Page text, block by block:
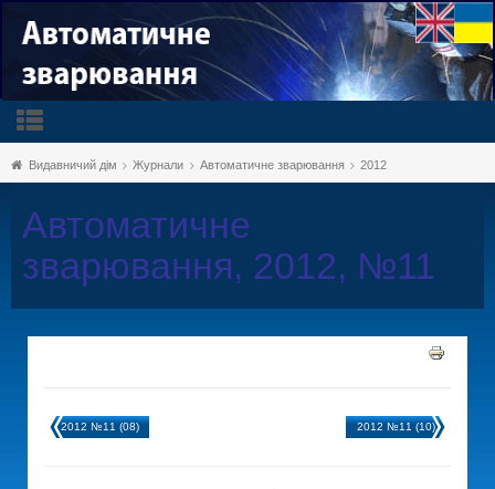
Видавничий дім Журнали Автоматичне зварювання 2012
Автоматичне
зварювання, 2012, №11
2012 №11 (08) 2012 №11 (10)